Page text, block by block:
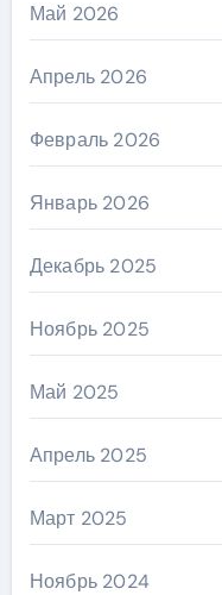
Май 2026
Апрель 2026
Февраль 2026
Январь 2026
Декабрь 2025
Ноябрь 2025
Май 2025
Апрель 2025
Март 2025
Ноябрь 2024